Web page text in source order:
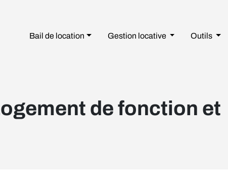
Bail de location Gestion locative Outils
de fonction et